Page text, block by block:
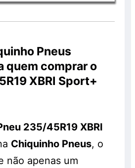
os descontos são válidos
para clientes que
de montagem,
alinhamento, os quais
à parte. Os pneus
separadamente e
do serviço, pelo preço
os estoques. Consulte!
entrado na página
da Chiquinho
vertermos e condições
Pneus
quem comprar o
XBRI Sport+
235/45R19 XBRI
Chiquinho Pneus, o
não apenas um